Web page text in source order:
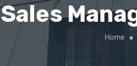
Sales
Home